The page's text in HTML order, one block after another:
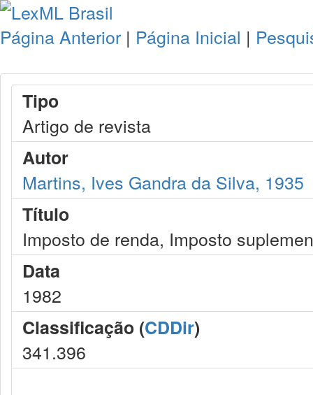
Página Anterior | Página Inicial |
Tipo
Artigo de revista
Autor
Martins, Ives Gandra da Silva, 1935
Título
Imposto de renda, Imposto
Data
1982
Classificação (CDDir)
341.396